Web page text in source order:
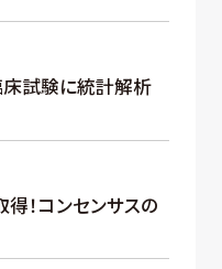
試験に統計解析
！コンセンサスの